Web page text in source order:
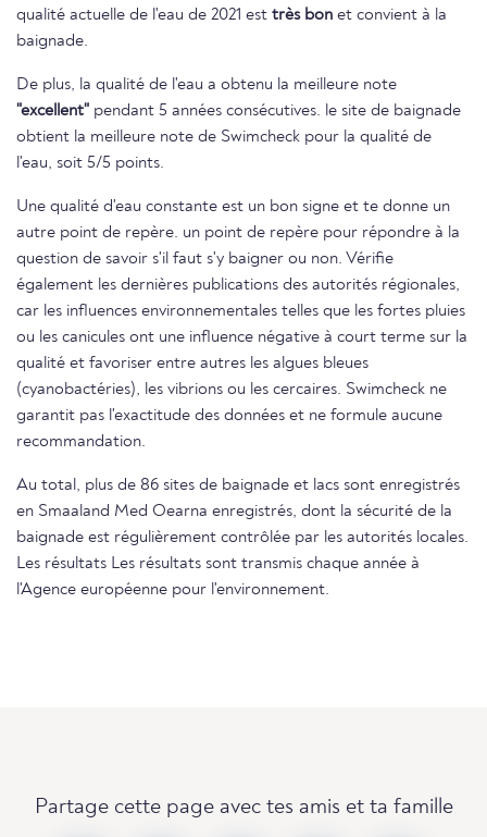
qualité actuelle de l'eau de 2021 est très bon et convient à la
baignade.
De plus, la qualité de l'eau a obtenu la meilleure note
"excellent" pendant 5 années consécutives. le site de baignade
obtient la meilleure note de Swimcheck pour la qualité de
l'eau, soit 5/5 points.
Une qualité d'eau constante est un bon signe et te donne un
autre point de repère. un point de repère pour répondre à la
question de savoir s'il faut s'y baigner ou non. Vérifie
également les dernières publications des autorités régionales,
car les influences environnementales telles que les fortes pluies
ou les canicules ont une influence négative à court terme sur la
qualité et favoriser entre autres les algues bleues
(cyanobactéries), les vibrions ou les cercaires. Swimcheck ne
garantit pas l'exactitude des données et ne formule aucune
recommandation.
Au total, plus de 86 sites de baignade et lacs sont enregistrés
en Smaaland Med Oearna enregistrés, dont la sécurité de la
baignade est régulièrement contrôlée par les autorités locales.
Les résultats Les résultats sont transmis chaque année à
l'Agence européenne pour l'environnement.
Partage cette page avec tes amis et ta famille